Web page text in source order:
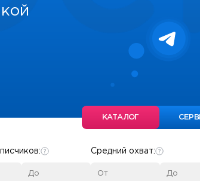
КАТАЛОГ
Средний охват: